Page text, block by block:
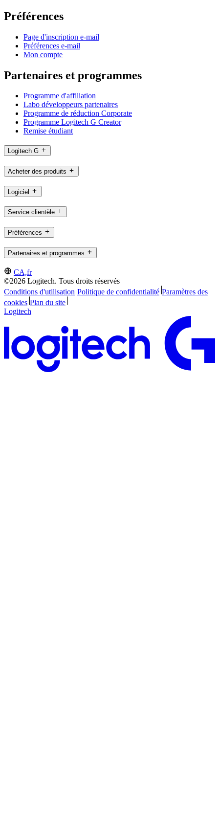
Préférences
Page d'inscription e-mail
Préférences e-mail
Mon compte
Partenaires et programmes
Programme d'affiliation
Labo développeurs partenaires
Programme de réduction Corporate
Programme Logitech G Creator
Remise étudiant
Logitech G
Acheter des produits
Logiciel
Service clientèle
Préférences
Partenaires et programmes
CA,fr
©2026 Logitech. Tous droits réservés
Conditions d'utilisation Politique de confidentialité Paramètres des
cookies Plan du site
Logitech